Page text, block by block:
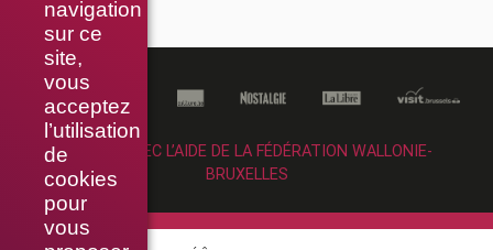
navigation
sur ce
site,
vous
acceptez
l’utilisation
de
cookies
pour
vous
RÉALISÉ AVEC L’AIDE DE LA FÉDÉRATION WALLONIE-
BRUXELLES